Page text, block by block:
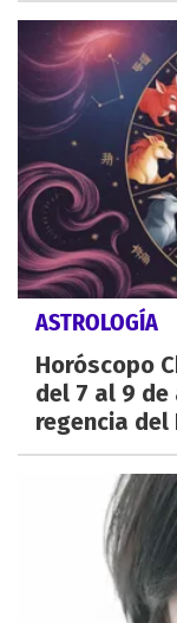
ASTROLOGÍA
Horóscopo
del 7 al 9
regencia del